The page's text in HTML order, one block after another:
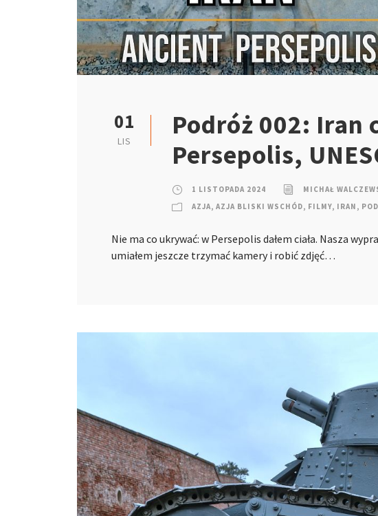
01
LIS
Podróż 002: Iran
Persepolis,
1 LISTOPADA 2024
MICHAŁ
AZJA, AZJA BLISKI WSCHÓD, FILMY, IRAN ,
Nie ma co ukrywać: w Persepolis dałem ciała. Nasza
umiałem jeszcze trzymać kamery i robić zdjęć…